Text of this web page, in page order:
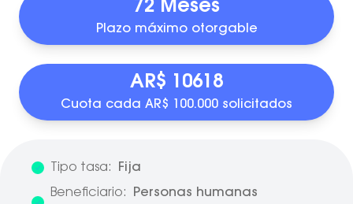
72 Meses
Plazo máximo otorgable
AR$ 10618
Cuota cada AR$ 100.000 solicitados
Tipo tasa:
Fija
Beneficiario:
Personas humanas